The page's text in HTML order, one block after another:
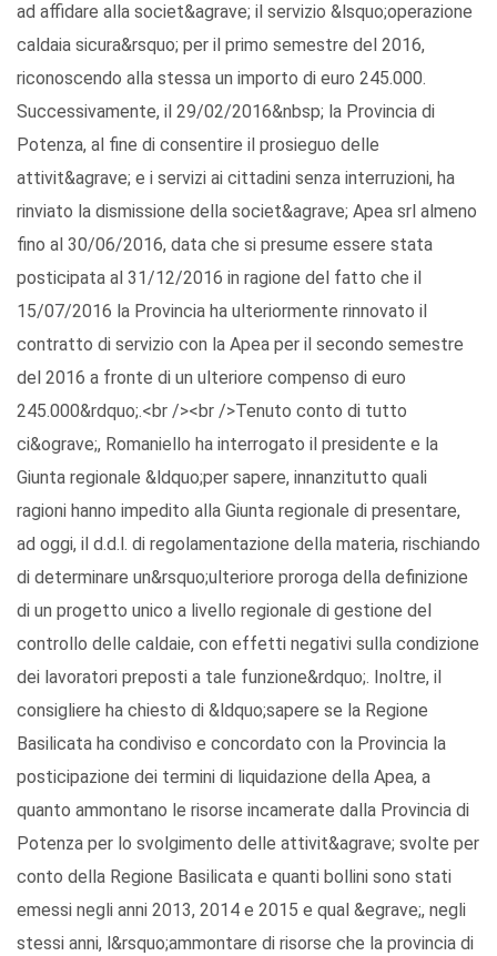
ad affidare alla societ&agrave; il servizio &lsquo;operazione
caldaia sicura&rsquo; per il primo semestre del 2016,
riconoscendo alla stessa un importo di euro 245.000.
Successivamente, il 29/02/2016&nbsp; la Provincia di
Potenza, al fine di consentire il prosieguo delle
attivit&agrave; e i servizi ai cittadini senza interruzioni, ha
rinviato la dismissione della societ&agrave; Apea srl almeno
fino al 30/06/2016, data che si presume essere stata
posticipata al 31/12/2016 in ragione del fatto che il
15/07/2016 la Provincia ha ulteriormente rinnovato il
contratto di servizio con la Apea per il secondo semestre
del 2016 a fronte di un ulteriore compenso di euro
245.000&rdquo;.<br /><br />Tenuto conto di tutto
ci&ograve;, Romaniello ha interrogato il presidente e la
Giunta regionale &ldquo;per sapere, innanzitutto quali
ragioni hanno impedito alla Giunta regionale di presentare,
ad oggi, il d.d.l. di regolamentazione della materia, rischiando
di determinare un&rsquo;ulteriore proroga della definizione
di un progetto unico a livello regionale di gestione del
controllo delle caldaie, con effetti negativi sulla condizione
dei lavoratori preposti a tale funzione&rdquo;. Inoltre, il
consigliere ha chiesto di &ldquo;sapere se la Regione
Basilicata ha condiviso e concordato con la Provincia la
posticipazione dei termini di liquidazione della Apea, a
quanto ammontano le risorse incamerate dalla Provincia di
Potenza per lo svolgimento delle attivit&agrave; svolte per
conto della Regione Basilicata e quanti bollini sono stati
emessi negli anni 2013, 2014 e 2015 e qual &egrave;, negli
stessi anni, l&rsquo;ammontare di risorse che la provincia di